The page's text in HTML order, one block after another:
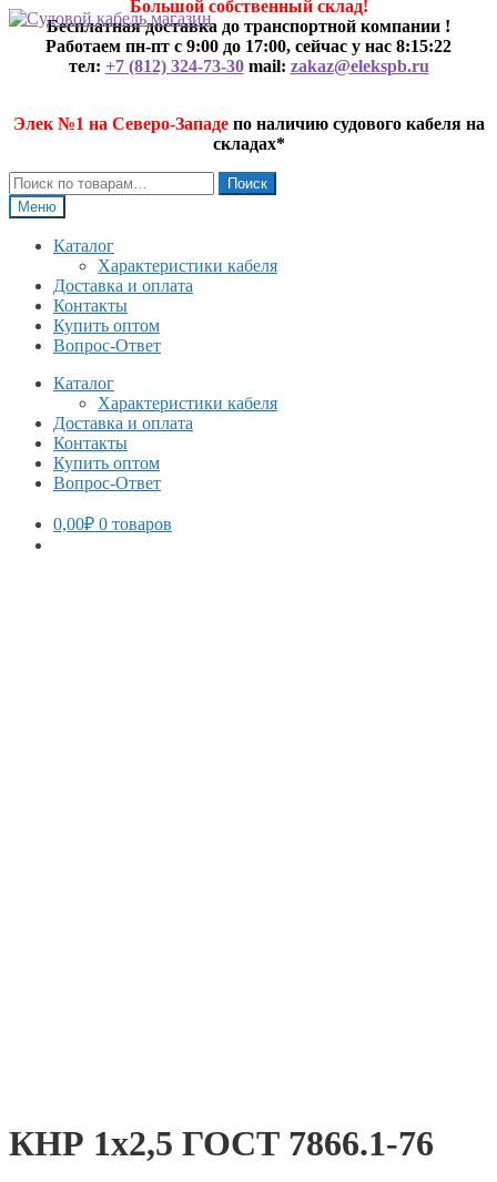
Перейти
навигации
Перейти
содержимому
Большой собственный склад!
Бесплатная доставка до транспортной компании !
Работаем пн-пт с 9:00 до 17:00, сейчас у нас 8:15:22
тел: +7 (812) 324-73-30mail: zakaz@elekspb.ru
Элек №1 на Северо-Западепо наличию судового кабеля на
складах*
Искать:
Поиск
Меню
Каталог
Характеристики кабеля
Доставка и оплата
Контакты
Купить оптом
Вопрос-Ответ
Каталог
Характеристики кабеля
Доставка и оплата
Контакты
Купить оптом
Вопрос-Ответ
0,00₽ 0 товаров
КНР 1х2,5 ГОСТ 7866.1-76